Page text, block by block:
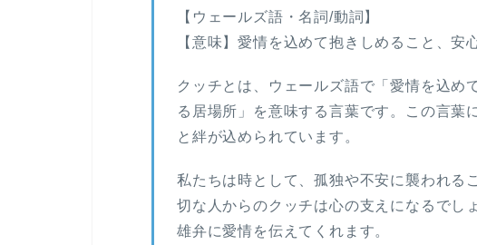
【ウェールズ語・名詞/動詞】
【意味】愛情を込めて抱きしめること、安
クッチとは、ウェールズ語で「愛情を込め
る居場所」を意味する言葉です。この言葉
と絆が込められています。
私たちは時として、孤独や不安に襲われる
切な人からのクッチは心の支えになるでし
雄弁に愛情を伝えてくれます。